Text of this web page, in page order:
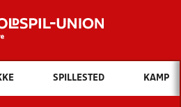
Hvad vil du søge efter?
INDHOLD OG NYHEDER
SPILLESTED KAMP